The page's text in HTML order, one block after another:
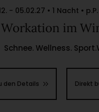
- 05.02.27 • 1 Nacht •
Workation im
Schnee. Wellness.
den Details Direkt